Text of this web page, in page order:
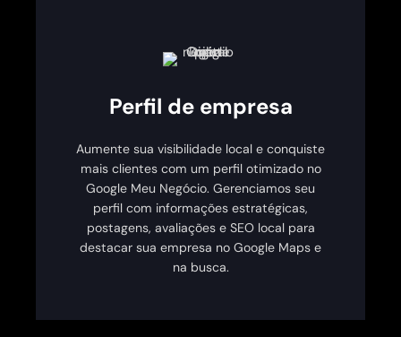
Perfil de empresa
Aumente sua visibilidade local e conquiste
mais clientes com um perfil otimizado no
Google Meu Negócio. Gerenciamos seu
perfil com informações estratégicas,
postagens, avaliações e SEO local para
destacar sua empresa no Google Maps e
na busca.